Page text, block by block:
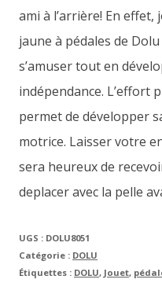
ami à l’arrière! En
jaune à pédales de
s’amuser tout en
indépendance. L’effort
permet de développer
motrice. Laisser votre
sera heureux de
deplacer avec la pelle
UGS : DOLU8051
Catégorie : DOLU
Étiquettes : DOLU, Jouet,